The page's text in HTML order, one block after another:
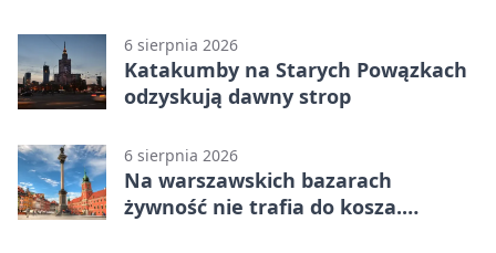
6 sierpnia 2026
Katakumby na Starych Powązkach
odzyskują dawny strop
6 sierpnia 2026
Na warszawskich bazarach
żywność nie trafia do kosza.